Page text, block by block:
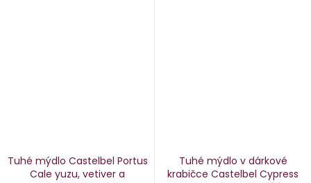
Tuhé mýdlo Castelbel Portus
Cale yuzu, vetiver a
Tuhé mýdlo v dárkové
krabičce Castelbel Cypress